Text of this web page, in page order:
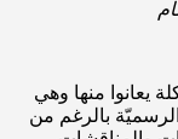
يعانوا منها وهي
بالرغم من